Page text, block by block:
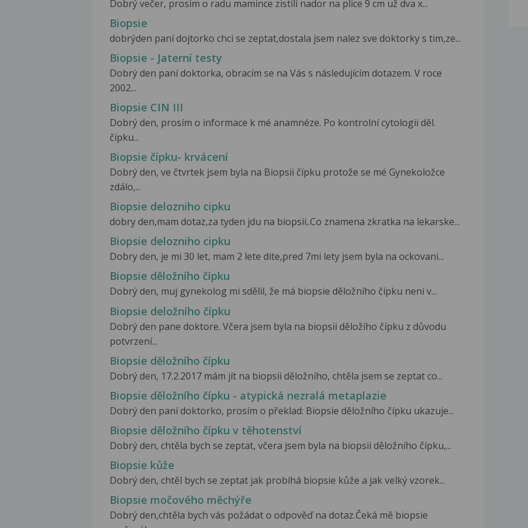
Dobrý večer, prosim o radu mamince zistili nador na plice 9 cm už dva x...
Biopsie
dobrýden paní dojtorko chci se zeptat,dostala jsem nalez sve doktorky s tim,ze...
Biopsie - Jaterní testy
Dobrý den paní doktorka, obracím se na Vás s následujícím dotazem. V roce
2002...
Biopsie CIN III
Dobrý den, prosím o informace k mé anamnéze. Po kontrolní cytologii děl.
čípku...
Biopsie čípku- krvácení
Dobrý den, ve čtvrtek jsem byla na Biopsii čípku protože se mé Gynekoložce
zdálo,...
Biopsie delozniho cipku
dobry den,mam dotaz,za tyden jdu na biopsii..Co znamena zkratka na lekarske...
Biopsie delozniho cipku
Dobry den, je mi 30 let, mam 2 lete dite,pred 7mi lety jsem byla na ockovani...
Biopsie děložního čípku
Dobrý den, muj gynekolog mi sdělil, že má biopsie děložního čípku není v...
Biopsie deložního čípku
Dobrý den pane doktore. Včera jsem byla na biopsii děložího čípku z důvodu
potvrzení...
Biopsie děložního čípku
Dobrý den, 17.2.2017 mám jít na biopsii děložního, chtěla jsem se zeptat co...
Biopsie děložního čípku - atypická nezralá metaplazie
Dobrý den paní doktorko, prosím o překlad: Biopsie děložního čípku ukazuje...
Biopsie děložního čípku v těhotenství
Dobrý den, chtěla bych se zeptat, včera jsem byla na biopsii děložního čípku,...
Biopsie kůže
Dobrý den, chtěl bych se zeptat jak probíhá biopsie kůže a jak velký vzorek...
Biopsie močového měchýře
Dobrý den,chtěla bych vás požádat o odpověď na dotaz.Čeká mě biopsie